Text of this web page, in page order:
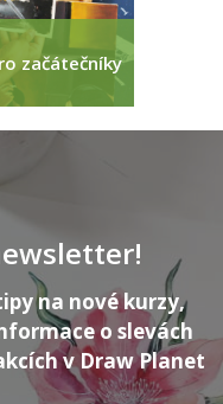
začátečníky
na nové kurzy,
o slevách
v Draw Planet